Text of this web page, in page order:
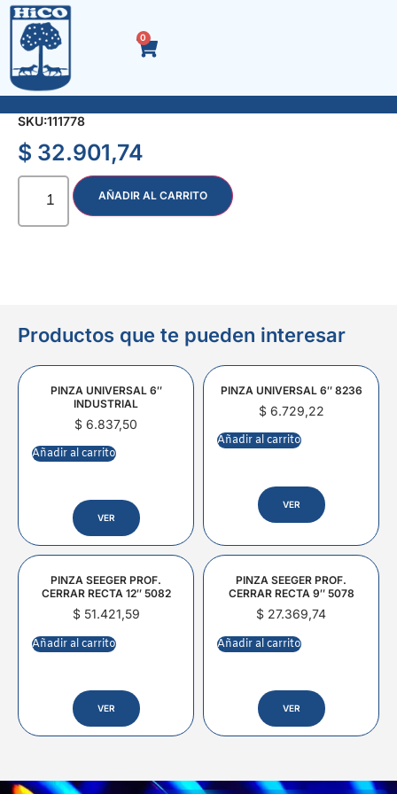
0
ACCES. P/MINI TORNO x 118 Pzas. 9999210
SKU:111778
$ 32.901,74
AÑADIR AL CARRITO
Productos que te pueden interesar
PINZA UNIVERSAL 6″
INDUSTRIAL
$ 6.837,50
Añadir al carrito
VER
PINZA UNIVERSAL 6″ 8236
$6.729,22
Añadir al carrito
VER
PINZA SEEGER PROF.
CERRAR RECTA 12″ 5082
$51.421,59
Añadir al carrito
VER
PINZA SEEGER PROF.
CERRAR RECTA 9″ 5078
$ 27.369,74
Añadir al carrito
VER